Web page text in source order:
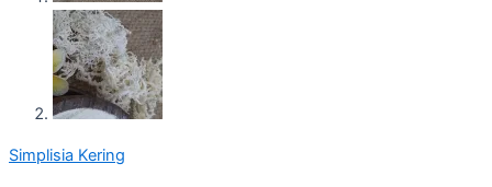
Simplisia Kering